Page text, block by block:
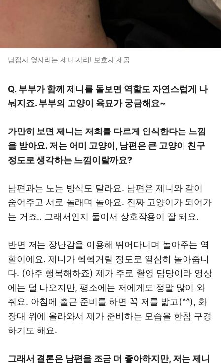
남집사 옆자리는 제니 자리! 보호자 제공
Q. 부부가 함께 제니를 돌보면 역할도 자연스럽게 나
눠지죠. 부부의 고양이 육묘가 궁금해요~
가만히 보면 제니는 저희를 다르게 인식한다는 느낌
을 받아요. 저는 어미 고양이, 남편은 큰 고양이 친구
정도로 생각하는 느낌이랄까요?
남편과는 노는 방식도 달라요. 남편은 제니와 같이
숨어주고 서로 놀래며 놀아요. 진짜 고양이가 되어가
는 거죠.. 그래서인지 둘이서 상호작용이 잘 돼요.
반면 저는 장난감을 이용해 뛰어다니며 놀아주는 역
할이에요. 제니가 헥헥거릴 정도로 열심히 놀아줍니
다. (아주 행복해하죠) 제가 주로 촬영 담당이라 영상
에는 덜 나오지만, 평소에는 저에게도 정말 많이 와
줘요. 아침에 출근 준비를 하면 꼭 저를 밟고(^^), 화
장대 위에 올라와서 제가 준비하는 모습을 한참 구경
하기도 해요.
그래서 결론은 남편을 조금 더 좋아하지만, 저는 제니